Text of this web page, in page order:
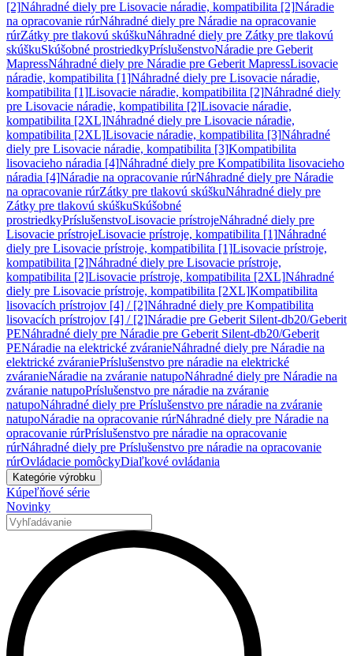
[2]Náhradné diely pre Lisovacie náradie, kompatibilita [2]Náradie
na opracovanie rúrNáhradné diely pre Náradie na opracovanie
rúrZátky pre tlakovú skúškuNáhradné diely pre Zátky pre tlakovú
skúškuSkúšobné prostriedkyPríslušenstvoNáradie pre Geberit
MapressNáhradné diely pre Náradie pre Geberit MapressLisovacie
náradie, kompatibilita [1]Náhradné diely pre Lisovacie náradie,
kompatibilita [1]Lisovacie náradie, kompatibilita [2]Náhradné diely
pre Lisovacie náradie, kompatibilita [2]Lisovacie náradie,
kompatibilita [2XL]Náhradné diely pre Lisovacie náradie,
kompatibilita [2XL]Lisovacie náradie, kompatibilita [3]Náhradné
diely pre Lisovacie náradie, kompatibilita [3]Kompatibilita
lisovacieho náradia [4]Náhradné diely pre Kompatibilita lisovacieho
náradia [4]Náradie na opracovanie rúrNáhradné diely pre Náradie
na opracovanie rúrZátky pre tlakovú skúškuNáhradné diely pre
Zátky pre tlakovú skúškuSkúšobné
prostriedkyPríslušenstvoLisovacie prístrojeNáhradné diely pre
Lisovacie prístrojeLisovacie prístroje, kompatibilita [1]Náhradné
diely pre Lisovacie prístroje, kompatibilita [1]Lisovacie prístroje,
kompatibilita [2]Náhradné diely pre Lisovacie prístroje,
kompatibilita [2]Lisovacie prístroje, kompatibilita [2XL]Náhradné
diely pre Lisovacie prístroje, kompatibilita [2XL]Kompatibilita
lisovacích prístrojov [4] / [2]Náhradné diely pre Kompatibilita
lisovacích prístrojov [4] / [2]Náradie pre Geberit Silent-db20/Geberit
PENáhradné diely pre Náradie pre Geberit Silent-db20/Geberit
PENáradie na elektrické zváranieNáhradné diely pre Náradie na
elektrické zváraniePríslušenstvo pre náradie na elektrické
zváranieNáradie na zváranie natupoNáhradné diely pre Náradie na
zváranie natupoPríslušenstvo pre náradie na zváranie
natupoNáhradné diely pre Príslušenstvo pre náradie na zváranie
natupoNáradie na opracovanie rúrNáhradné diely pre Náradie na
opracovanie rúrPríslušenstvo pre náradie na opracovanie
rúrNáhradné diely pre Príslušenstvo pre náradie na opracovanie
rúrOvládacie pomôckyDiaľkové ovládania
Kategórie výrobku
Kúpeľňové série
Novinky